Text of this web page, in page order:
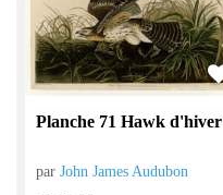
Planche 71 Hawk d'hiver
parJohn James Audubon